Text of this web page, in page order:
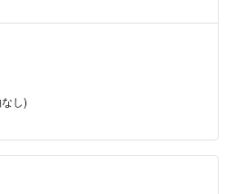
し)